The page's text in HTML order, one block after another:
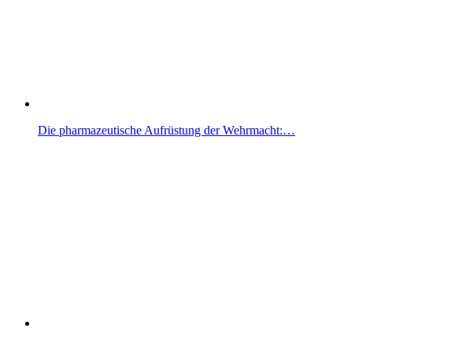
Die pharmazeutische Aufrüstung der Wehrmacht:…